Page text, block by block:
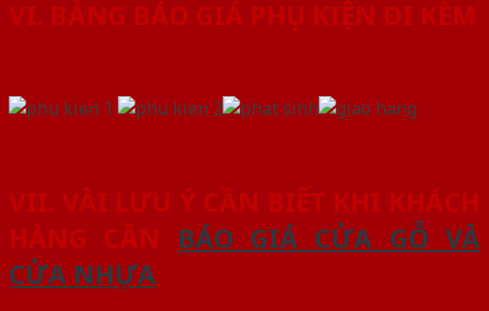
VI. BẢNG BÁO GIÁ PHỤ KIỆN ĐI KÈM
VII. VÀI LƯU Ý CẦN BIẾT KHI KHÁCH
HÀNG CẦN BÁO GIÁ CỬA GỖ VÀ
CỬA NHỰA